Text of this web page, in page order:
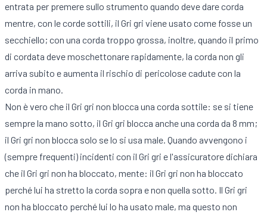
entrata per premere sullo strumento quando deve dare corda
mentre, con le corde sottili, il Gri gri viene usato come fosse un
secchiello; con una corda troppo grossa, inoltre, quando il primo
di cordata deve moschettonare rapidamente, la corda non gli
arriva subito e aumenta il rischio di pericolose cadute con la
corda in mano.
Non è vero che il Gri gri non blocca una corda sottile: se si tiene
sempre la mano sotto, il Gri gri blocca anche una corda da 8 mm;
il Gri gri non blocca solo se lo si usa male. Quando avvengono i
(sempre frequenti) incidenti con il Gri gri e l'assicuratore dichiara
che il Gri gri non ha bloccato, mente: il Gri gri non ha bloccato
perché lui ha stretto la corda sopra e non quella sotto. Il Gri gri
non ha bloccato perché lui lo ha usato male, ma questo non